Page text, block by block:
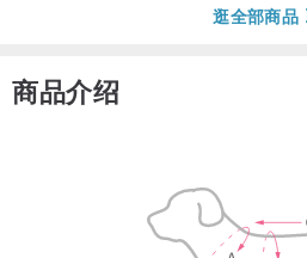
逛全部商品
商品介绍